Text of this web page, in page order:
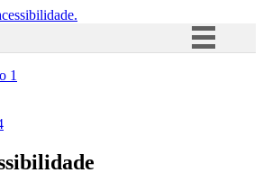
Acesso à informação
1